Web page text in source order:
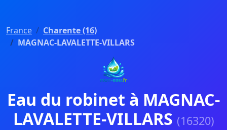
France
Charente (16)
MAGNAC-LAVALETTE-VILLARS
Eau du robinet à MAGNAC-
LAVALETTE-VILLARS (16320)